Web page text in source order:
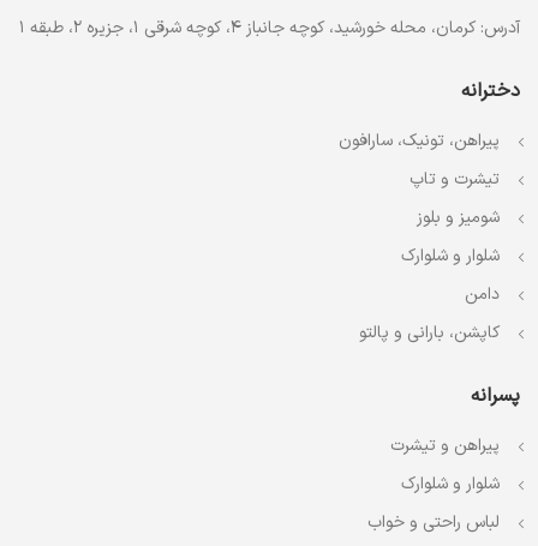
آدرس: کرمان، محله خورشید، کوچه جانباز 4، کوچه شرقی 1، جزیره 2، طبقه 1
دخترانه
پیراهن، تونیک، سارافون
تیشرت و تاپ
شومیز و بلوز
شلوار و شلوارک
دامن
کاپشن، بارانی و پالتو
پسرانه
پیراهن و تیشرت
شلوار و شلوارک
لباس راحتی و خواب